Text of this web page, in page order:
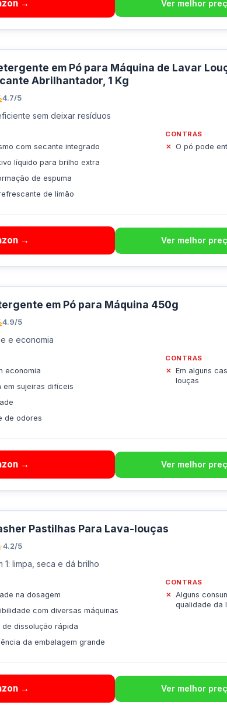
→ Ver melhor
em Pó para Máquina de Lavar
Abrilhantador, 1 Kg
4.7/5
sem deixar resíduos
com secante integrado
líquido para brilho extra
de espuma
de limão
CONTRAS
O pó pode
→ Ver melhor
em Pó para Máquina 450g
4.9/5
e economia
economia
em sujeiras difíceis
de odores
CONTRAS
Em alguns
louças
→ Ver melhor
Pastilhas Para Lava-louças
4.2/5
1: limpa, seca e dá brilho
na dosagem
com diversas máquinas
de dissolução rápida
da embalagem grande
CONTRAS
Alguns
qualidade da
→ Ver melhor